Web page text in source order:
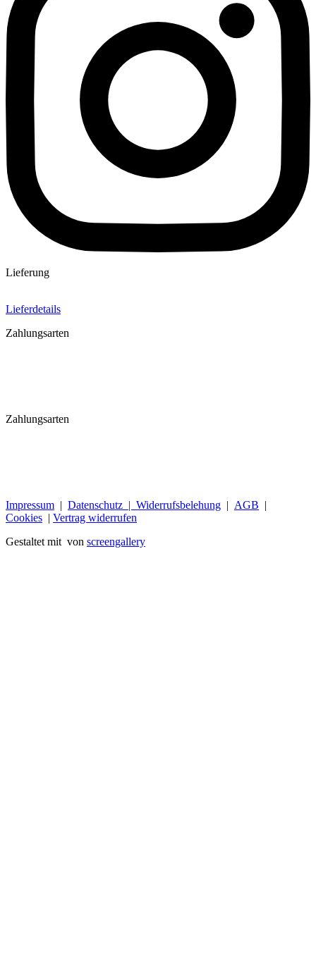
Lieferung
Lieferdetails
Zahlungsarten
Zahlungsarten
Impressum | Datenschutz | Widerrufsbelehung | AGB |
Cookies | Vertrag widerrufen
Gestaltet mit von screengallery